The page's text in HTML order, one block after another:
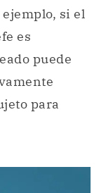
ejemplo, si el
es
puede
para